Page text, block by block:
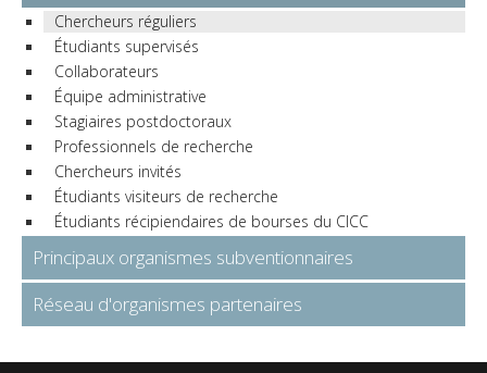
Chercheurs réguliers
Étudiants supervisés
Collaborateurs
Équipe administrative
Stagiaires postdoctoraux
Professionnels de recherche
Chercheurs invités
Étudiants visiteurs de recherche
Étudiants récipiendaires de bourses du CICC
Principaux organismes subventionnaires
Réseau d'organismes partenaires